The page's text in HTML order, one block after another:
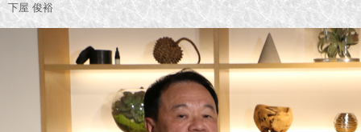
下屋 俊裕